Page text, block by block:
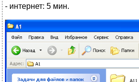
- интернет: 5 мин.